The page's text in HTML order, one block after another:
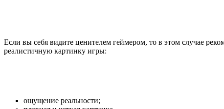
Если вы себя видите ценителем геймером, то в этом случае
реалистичную картинку игры:
ощущение реальности;